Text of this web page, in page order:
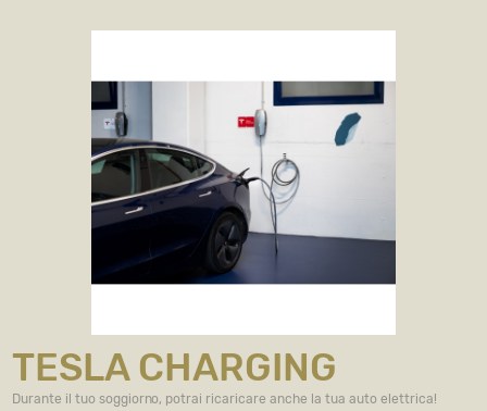
TESLA CHARGING
Durante il tuo soggiorno, potrai ricaricare anche la tua auto elettrica!